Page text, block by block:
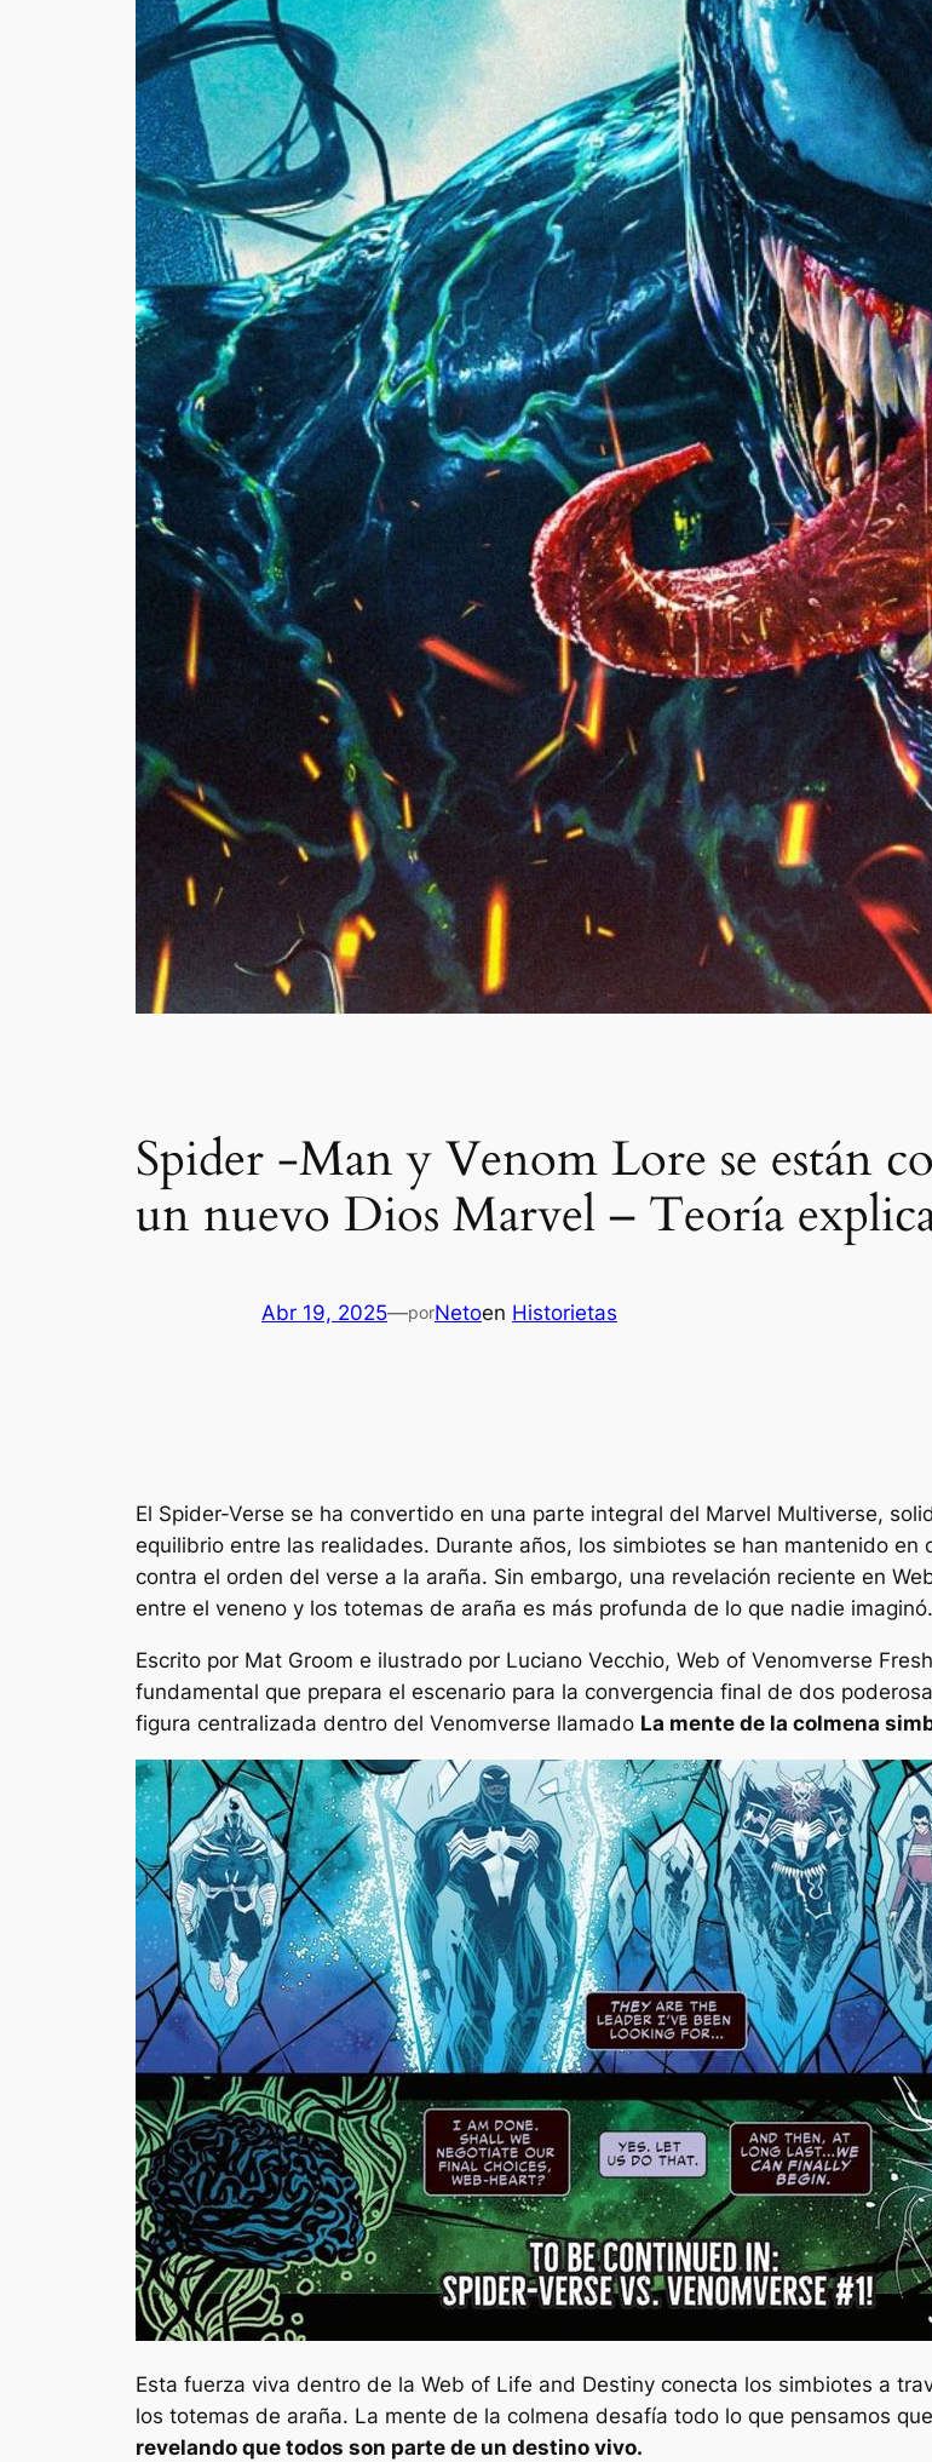
Spider -Man y Venom Lore se están
un nuevo Dios Marvel – Teoría
Abr 19, 2025—porNetoen Historietas
El Spider-Verse se ha convertido en una parte integral del Marvel Multiverse,
equilibrio entre las realidades. Durante años, los simbiotes se han mantenido
contra el orden del verse a la araña. Sin embargo, una revelación reciente en
entre el veneno y los totemas de araña es más profunda de lo que nadie imaginó.
Escrito por Mat Groom e ilustrado por Luciano Vecchio, Web of Venomverse
fundamental que prepara el escenario para la convergencia final de dos
figura centralizada dentro del Venomverse llamado La mente de la colmena
Esta fuerza viva dentro de la Web of Life and Destiny conecta los simbiotes a
los totemas de araña. La mente de la colmena desafía todo lo que pensamos
revelando que todos son parte de un destino vivo.